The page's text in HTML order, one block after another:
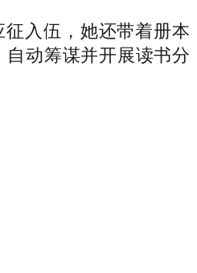
入伍，她还带着册本
动筹谋并开展读书分